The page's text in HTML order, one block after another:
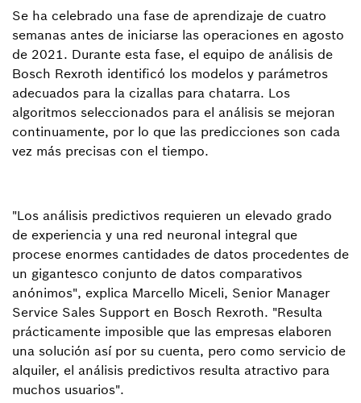
Se ha celebrado una fase de aprendizaje de cuatro
semanas antes de iniciarse las operaciones en agosto
de 2021. Durante esta fase, el equipo de análisis de
Bosch Rexroth identificó los modelos y parámetros
adecuados para la cizallas para chatarra. Los
algoritmos seleccionados para el análisis se mejoran
continuamente, por lo que las predicciones son cada
vez más precisas con el tiempo.
"Los análisis predictivos requieren un elevado grado
de experiencia y una red neuronal integral que
procese enormes cantidades de datos procedentes de
un gigantesco conjunto de datos comparativos
anónimos", explica Marcello Miceli, Senior Manager
Service Sales Support en Bosch Rexroth. "Resulta
prácticamente imposible que las empresas elaboren
una solución así por su cuenta, pero como servicio de
alquiler, el análisis predictivos resulta atractivo para
muchos usuarios".